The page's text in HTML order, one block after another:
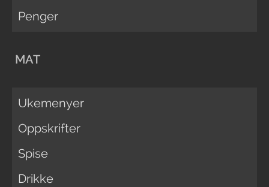
Penger
MAT
Ukemenyer
Oppskrifter
Spise
Drikke